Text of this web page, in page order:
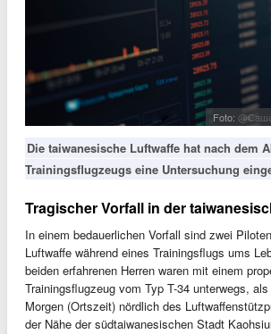
Foto:
Die taiwanesische Luftwaffe hat nach dem
Trainingsflugzeugs eine Untersuchung
Tragischer Vorfall in der
In einem bedauerlichen Vorfall sind zwei
Luftwaffe während eines Trainingsflugs ums
beiden erfahrenen Herren waren mit einem
Trainingsflugzeug vom Typ T-34 unterwegs,
Morgen (Ortszeit) nördlich des
der Nähe der südtaiwanesischen Stadt